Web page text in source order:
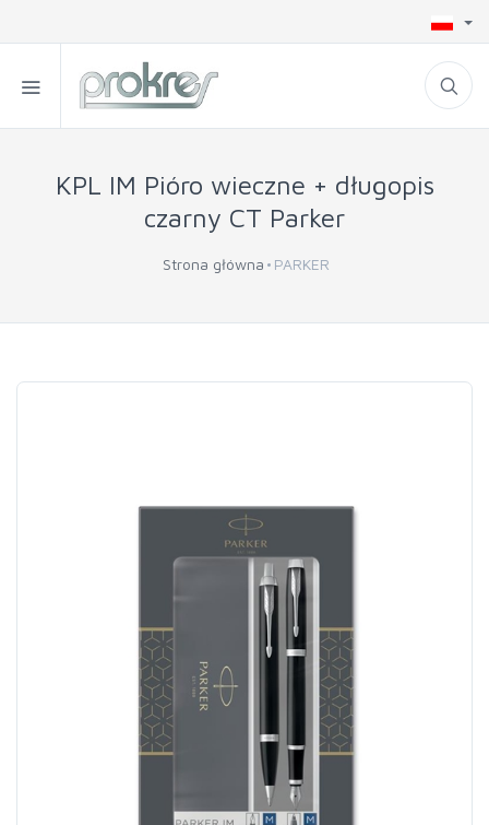
KPL IM Pióro wieczne + długopis
czarny CT Parker
Strona główna PARKER